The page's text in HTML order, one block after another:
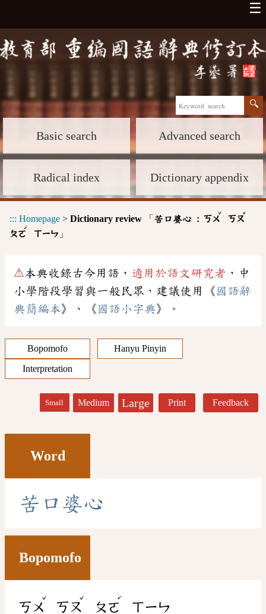
☰
Basic search Advanced search
Radical index Dictionary appendix
::: Homepage > Dictionary review 「 苦口婆心 : ㄎㄨ
ˇ
ㄎㄡ
ˇ
ㄆㄛ
ˊ
ㄒㄧㄣ 」
⚠本典收錄古今用語， 適用於語文研究者 ，中
小學階段學習與一般民眾，建議使用《 國語辭
典簡編本》、《 國語小字典》。
Bopomofo
Hanyu Pinyin
Interpretation
Small Medium Large Print Feedback
Word
苦 口 婆心
Bopomofo
ㄎㄨ
ˇ
ㄎㄡ
ˇ
ㄆㄛ
ˊ
ㄒㄧㄣ